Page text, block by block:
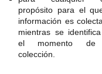
propósito para el
información es
mientras se
el momento
colección.